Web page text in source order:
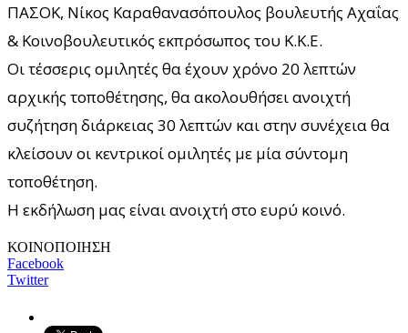
ΠΑΣΟΚ, Νίκος Καραθανασόπουλος βουλευτής Αχαΐας
& Κοινοβουλευτικός εκπρόσωπος του Κ.Κ.Ε.
Οι τέσσερις ομιλητές θα έχουν χρόνο 20 λεπτών
αρχικής τοποθέτησης, θα ακολουθήσει ανοιχτή
συζήτηση διάρκειας 30 λεπτών και στην συνέχεια θα
κλείσουν οι κεντρικοί ομιλητές με μία σύντομη
τοποθέτηση.
Η εκδήλωση μας είναι ανοιχτή στο ευρύ κοινό.
ΚΟΙΝΟΠΟΙΗΣΗ
Facebook
Twitter